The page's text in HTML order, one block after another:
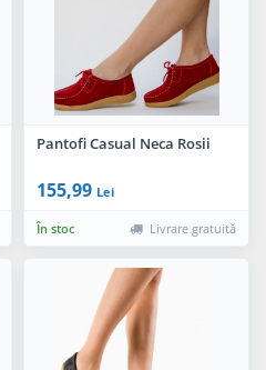
Pantofi Casual Neca Rosii
155,99 Lei
În stoc Livrare gratuită